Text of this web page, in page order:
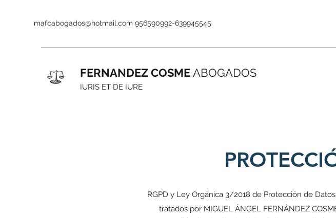
mafcabogados@hotmail.com 956590992-639945545
FERNANDEZ COSMEABOGADOS
IURIS ET DE IURE
RGPD y Ley Orgánica 3/2018 de Protección de
tratados por MIGUEL ÁNGEL FERNÁNDEZ